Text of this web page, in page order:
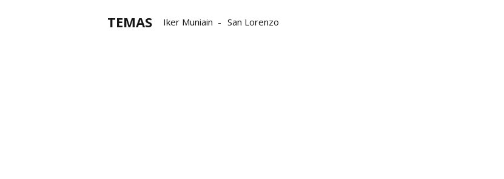
TEMAS Iker Muniain San Lorenzo